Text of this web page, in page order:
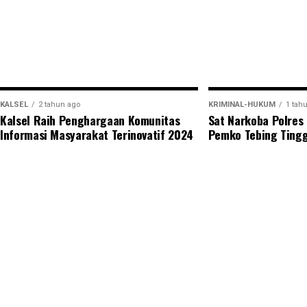
Bagikan ke
WhatsApp 0 Facebook 0
KALSEL 2 tahun ago
Kalsel Raih Penghargaan Komunitas
Informasi Masyarakat Terinovatif 2024
KRIMINAL-HUKUM 1
Sat Narkoba
Pemko Tebing